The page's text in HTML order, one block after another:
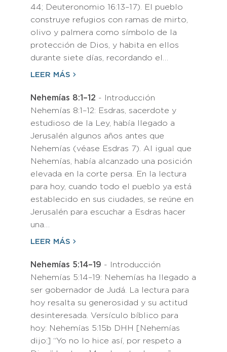
44; Deuteronomio 16:13–17). El pueblo
construye refugios con ramas de mirto,
olivo y palmera como símbolo de la
protección de Dios, y habita en ellos
durante siete días, recordando el…
LEER MÁS
Nehemías 8:1–12 - Introducción
Nehemías 8:1–12: Esdras, sacerdote y
estudioso de la Ley, había llegado a
Jerusalén algunos años antes que
Nehemías (véase Esdras 7). Al igual que
Nehemías, había alcanzado una posición
elevada en la corte persa. En la lectura
para hoy, cuando todo el pueblo ya está
establecido en sus ciudades, se reúne en
Jerusalén para escuchar a Esdras hacer
una…
LEER MÁS
Nehemías 5:14–19 - Introducción
Nehemías 5:14–19: Nehemías ha llegado a
ser gobernador de Judá. La lectura para
hoy resalta su generosidad y su actitud
desinteresada. Versículo bíblico para
hoy: Nehemías 5:15b DHH [Nehemías
dijo:] “Yo no lo hice así, por respeto a